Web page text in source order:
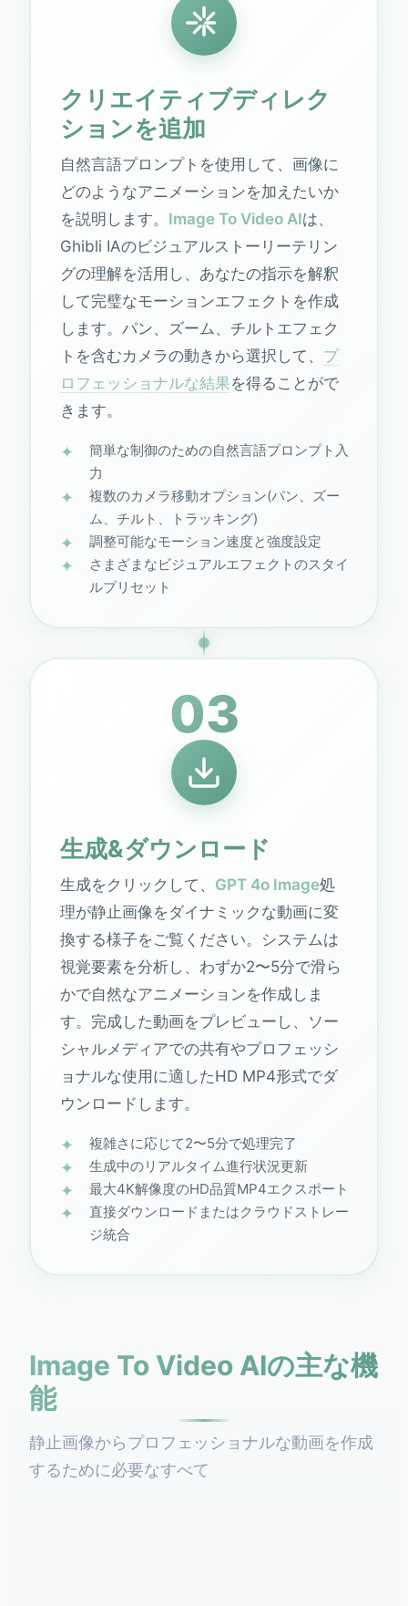
クリエイティブディレク
ションを追加
自然言語プロンプトを使用して、画像に
どのようなアニメーションを加えたいか
を説明します。 Image To Video AIは、
Ghibli IAのビジュアルストーリーテリン
グの理解を活用し、あなたの指示を解釈
して完璧なモーションエフェクトを作成
します。パン、ズーム、チルトエフェク
トを含むカメラの動きから選択して、 プ
ロフェッショナルな結果を得ることがで
きます。
簡単な制御のための自然言語プロンプト入
力
複数のカメラ移動オプション(パン、ズー
ム、チルト、トラッキング)
調整可能なモーション速度と強度設定
さまざまなビジュアルエフェクトのスタイ
ルプリセット
03
生成&ダウンロード
生成をクリックして、 GPT 4o Image処
理が静止画像をダイナミックな動画に変
換する様子をご覧ください。システムは
視覚要素を分析し、わずか2〜5分で滑ら
かで自然なアニメーションを作成しま
す。完成した動画をプレビューし、ソー
シャルメディアでの共有やプロフェッシ
ョナルな使用に適したHD MP4形式でダ
ウンロードします。
複雑さに応じて2〜5分で処理完了
生成中のリアルタイム進行状況更新
最大4K解像度のHD品質MP4エクスポート
直接ダウンロードまたはクラウドストレー
ジ統合
Image To Video AIの主な機
能
静止画像からプロフェッショナルな動画を作成
するために必要なすべて